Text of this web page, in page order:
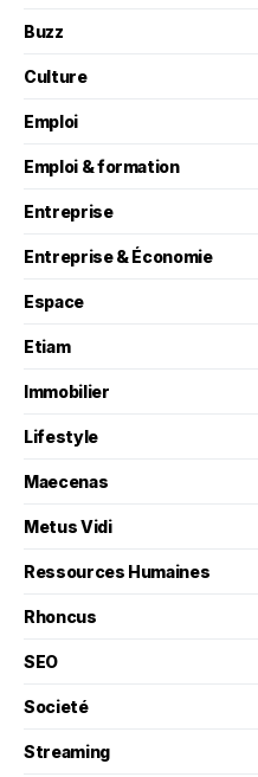
Buzz
Culture
Emploi
Emploi & formation
Entreprise
Entreprise & Économie
Espace
Etiam
Immobilier
Lifestyle
Maecenas
Metus Vidi
Ressources Humaines
Rhoncus
SEO
Societé
Streaming